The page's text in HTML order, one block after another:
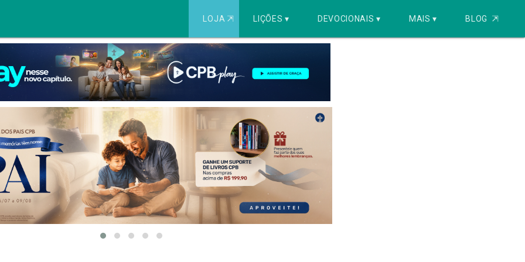
LOJA ⇱ LIÇÕES ▾ DEVOCIONAIS ▾ MAIS ▾ BLOG ⇱